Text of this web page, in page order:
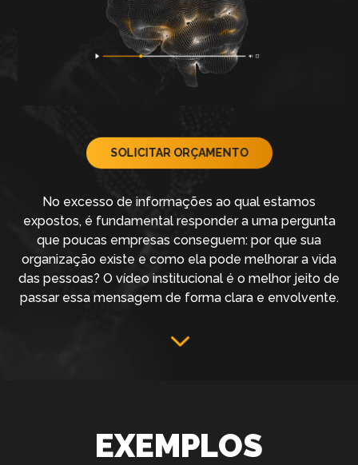
SOLICITAR ORÇAMENTO
No excesso de informações ao qual estamos
expostos, é fundamental responder a uma pergunta
que poucas empresas conseguem: por que sua
organização existe e como ela pode melhorar a vida
das pessoas? O vídeo institucional é o melhor jeito de
passar essa mensagem de forma clara e envolvente.
3
EXEMPLOS